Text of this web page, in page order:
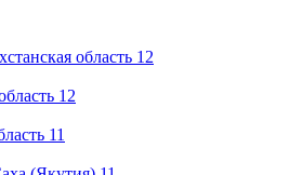
область 12
12
11